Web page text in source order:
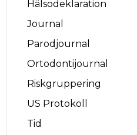
Hälsodeklaration
Journal
Parodjournal
Ortodontijournal
Riskgruppering
US Protokoll
Tid